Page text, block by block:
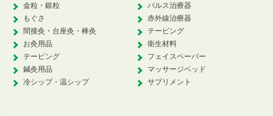
金粒・銀粒
もぐさ
間接灸・台座灸・棒灸
お灸用品
テーピング
鍼灸用品
冷シップ・温シップ
パルス治療器
赤外線治療器
テーピング
衛生材料
フェイスペーパー
マッサージベッド
サプリメント